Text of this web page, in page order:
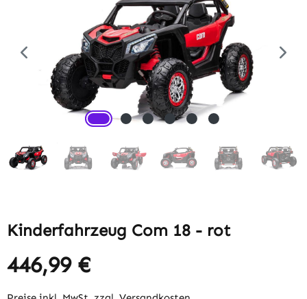
Kinderfahrzeug Com 18 - rot
Regulärer Preis:
446,99 €